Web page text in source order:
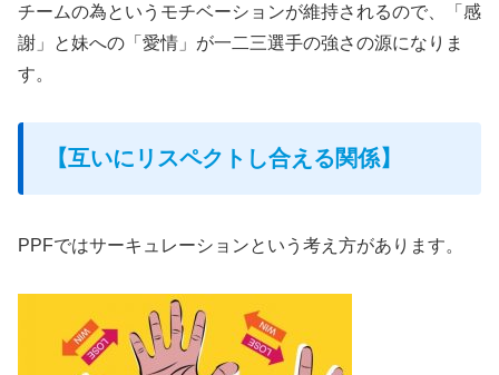
チームの為というモチベーションが維持されるので、「感
謝」と妹への「愛情」が一二三選手の強さの源になりま
す。
【互いにリスペクトし合える関係】
PPFではサーキュレーションという考え方があります。